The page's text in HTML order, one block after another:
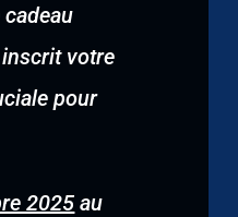
votre
pour
2025 au